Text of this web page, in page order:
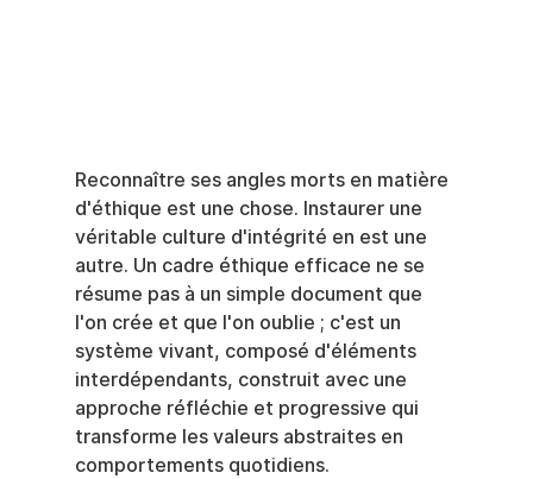
Reconnaître ses angles morts en matière
d'éthique est une chose. Instaurer une
véritable culture d'intégrité en est une
autre. Un cadre éthique efficace ne se
résume pas à un simple document que
l'on crée et que l'on oublie ; c'est un
système vivant, composé d'éléments
interdépendants, construit avec une
approche réfléchie et progressive qui
transforme les valeurs abstraites en
comportements quotidiens.